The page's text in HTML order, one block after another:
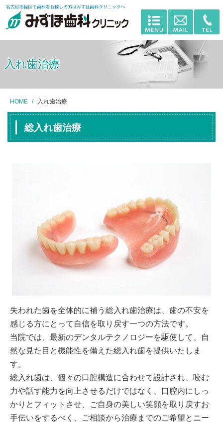
入れ歯治療
HOME 入れ歯治療
総入れ歯治療
失われた歯を全体的に補う総入れ歯治療は、歯の不安を
感じる方にとって自信を取り戻す一つの方法です。
当院では、最新のデンタルテクノロジーを駆使して、自
然な見た目と機能性を備えた総入れ歯を提供いたしま
す。
総入れ歯は、個々の口腔構造に合わせて設計され、咬む
力や話す能力を向上させるだけではなく、口腔内にしっ
かりとフィットさせ、ご自身の美しい笑顔を取り戻すお
手伝いをするべく、ご相談から治療までのご希望とニー